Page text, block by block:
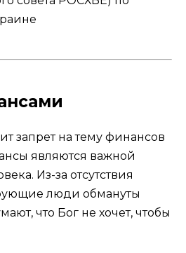
запрет на тему финансов
являются важной
Из-за отсутствия
люди обмануты
что Бог не хочет, чтобы